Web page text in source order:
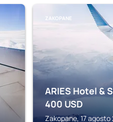
ZAKOPANE
ARIES Hotel &
400 USD
Zakopane, 17